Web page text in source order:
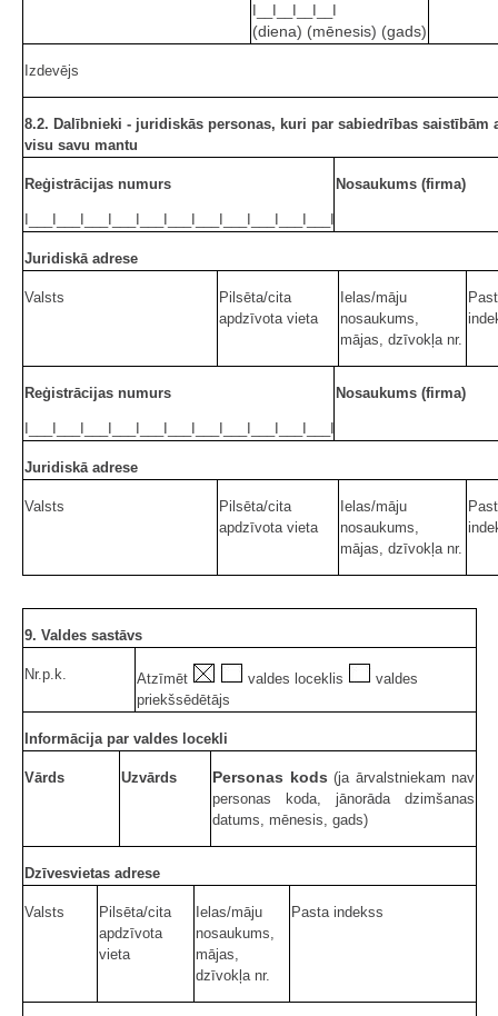
(diena) (mēnesis) (gads)
Izdevējs
8.2. Dalībnieki - juridiskās personas, kuri par sabiedrības saistībām
visu savu mantu
Reģistrācijas numurs Nosaukums (firma)
Juridiskā adrese
Valsts
Pilsēta/cita
apdzīvota vieta
Ielas/māju
nosaukums,
mājas, dzīvokļa nr.
Reģistrācijas numurs Nosaukums (firma)
Juridiskā adrese
Valsts
Pilsēta/cita
apdzīvota vieta
Ielas/māju
nosaukums,
mājas, dzīvokļa nr.
9. Valdes sastāvs
Nr.p.k. Atzīmēt valdes loceklis
valdes
priekšsēdētājs
Informācija par valdes locekli
Vārds Uzvārds Personas kods (ja ārvalstniekam nav
personas koda, jānorāda dzimšanas
datums, mēnesis, gads)
Dzīvesvietas adrese
Valsts
Pilsēta/cita
apdzīvota
vieta
Ielas/māju
nosaukums,
mājas,
dzīvokļa nr.
Pasta indekss